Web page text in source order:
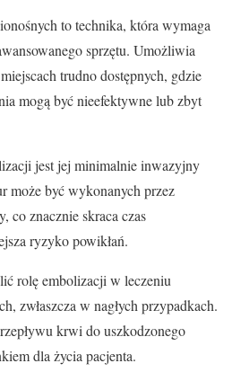
to technika, która wymaga
sprzętu. Umożliwia
trudno dostępnych, gdzie
mogą być nieefektywne lub zbyt
jest jej minimalnie inwazyjny
może być wykonanych przez
co znacznie skraca czas
ryzyko powikłań.
rolę embolizacji w leczeniu
zwłaszcza w nagłych przypadkach.
krwi do uszkodzonego
dla życia pacjenta.